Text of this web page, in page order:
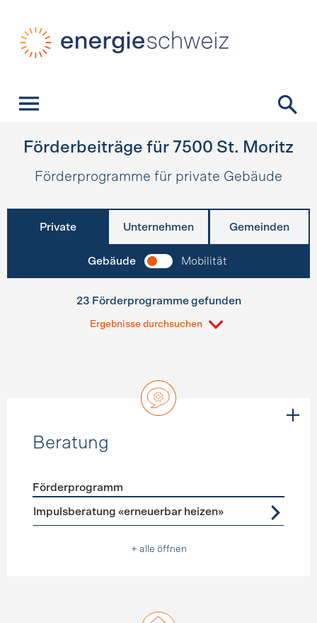
Förderbeiträge für 7500 St. Moritz
Förderprogramme für private Gebäude
Private Unternehmen Gemeinden
Gebäude Mobilität
23 Förderprogramme gefunden
Ergebnisse durchsuchen
Beratung
Förderprogramme Beratung
Förderprogramm
Impulsberatung «erneuerbar heizen»
+ alle öffnen